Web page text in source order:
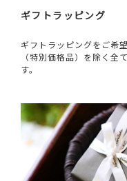
ギフトラッピング
ギフトラッピングをご希
（特別価格品）を除く全
す。